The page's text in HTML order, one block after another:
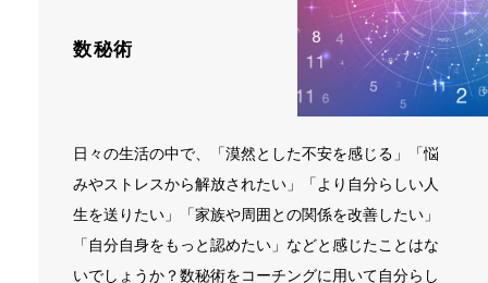
数秘術
日々の生活の中で、「漠然とした不安を感じる」「悩
みやストレスから解放されたい」「より自分らしい人
生を送りたい」「家族や周囲との関係を改善したい」
「自分自身をもっと認めたい」などと感じたことはな
いでしょうか？数秘術をコーチングに用いて自分らし